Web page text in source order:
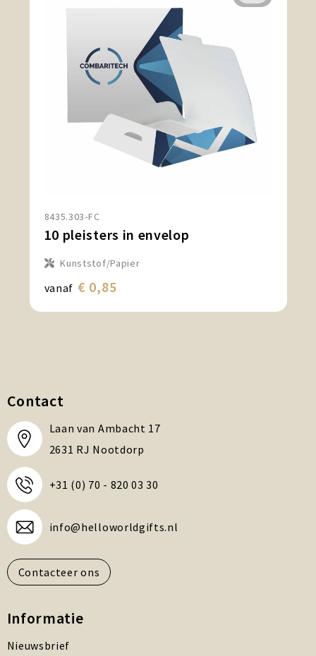
8435.303-FC
10 pleisters in envelop
Kunststof/Papier
vanaf € 0,85
Contact
Laan van Ambacht 17
2631 RJ Nootdorp
+31 (0) 70 - 820 03 30
info@helloworldgifts.nl
Contacteer ons
Informatie
Nieuwsbrief